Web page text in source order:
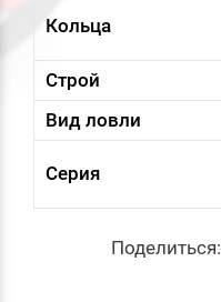
Кольца
Строй
Вид ловли
Серия
Поделиться: